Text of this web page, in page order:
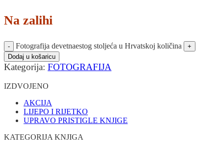
Na zalihi
Fotografija devetnaestog stoljeća u Hrvatskoj količina
Dodaj u košaricu
Kategorija: FOTOGRAFIJA
IZDVOJENO
AKCIJA
LIJEPO I RIJETKO
UPRAVO PRISTIGLE KNJIGE
KATEGORIJA KNJIGA